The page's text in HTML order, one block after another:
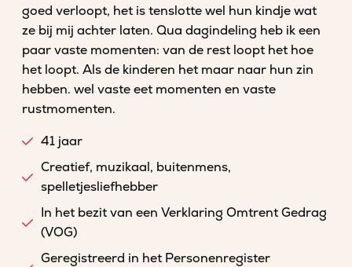
goed verloopt, het is tenslotte wel hun kindje wat
ze bij mij achter laten. Qua dagindeling heb ik een
paar vaste momenten: van de rest loopt het hoe
het loopt. Als de kinderen het maar naar hun zin
hebben. wel vaste eet momenten en vaste
rustmomenten.
41 jaar
Creatief, muzikaal, buitenmens,
spelletjesliefhebber
In het bezit van een Verklaring Omtrent Gedrag
(VOG)
Geregistreerd in het Personenregister